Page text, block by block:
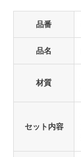
品番
品名
材質
セット内容